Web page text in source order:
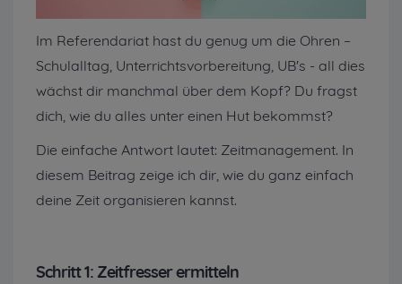
Im Referendariat hast du genug um die Ohren –
Schulalltag, Unterrichtsvorbereitung, UB's - all dies
wächst dir manchmal über dem Kopf? Du fragst
dich, wie du alles unter einen Hut bekommst?
Die einfache Antwort lautet: Zeitmanagement. In
diesem Beitrag zeige ich dir, wie du ganz einfach
deine Zeit organisieren kannst.
Schritt 1: Zeitfresser ermitteln